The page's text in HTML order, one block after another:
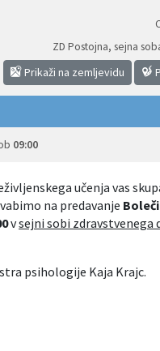
ZD Postojna, sejna
Prikaži na zemljevidu
09:00
učenja vas
na predavanje
vsejni sobi zdravstvenega
psihologije Kaja Krajc.